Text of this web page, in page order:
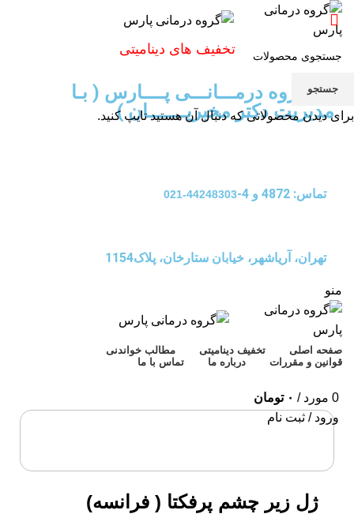
تخفیف های دینامیتی
گـــــروه درمـــانـــی پــــارس ( بـا
مدیریت دکتر مخبریـــــــان )
تماس: 4872 و 4- 44248303-021
تهران، آریاشهر، خیابان ستارخان، پلاک1154
منو
صفحه اصلی تخفیف دینامیتی
مطالب خواندنی
قوانین و مقررات
درباره ما تماس با ما
0 مورد / ۰ تومان
ورود / ثبت نام
برای بزرگنمایی کلیک کنید
ژل زیر چشم پرفکتا ( فرانسه)
جستجو
برای دیدن محصولاتی که دنبال آن هستید تایپ کنید.